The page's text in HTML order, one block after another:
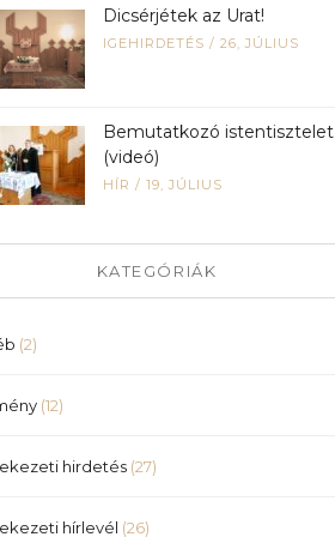
Dicsérjétek az Urat!
IGEHIRDETÉS / 26, JÚLIUS
Bemutatkozó istentisztelet
(videó)
HÍR / 19, JÚLIUS
KATEGÓRIÁK
(2)
(12)
hirdetés (27)
hírlevél (26)